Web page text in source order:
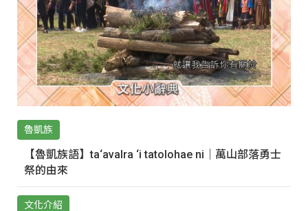
魯凱族
【魯凱族語】ta‘avalra ‘i tatolohae ni｜萬山部落勇士
祭的由來
文化介紹